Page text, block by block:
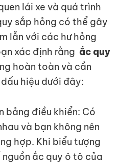
lái xe và quá trình
sắp hỏng có thể gây
lẫn với các hư hỏng
xác định rằng ắc quy
hoàn toàn và cần
hiệu dưới đây:
bảng điều khiển: Có
và bạn không nên
hợp. Khi biểu tượng
ắc quy ô tô của